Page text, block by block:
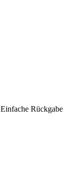
Einfache Rückgabe